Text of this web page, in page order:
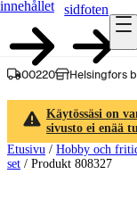
innehållet
sidfoten
00220 Helsingfors
Käytössäsi on
sivusto ei enää
Etusivu / Hobby och
set / Produkt 808327